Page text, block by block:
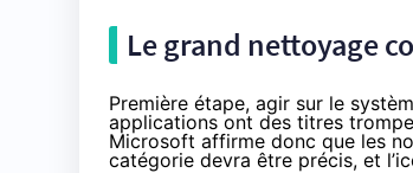
Le grand nettoyage
Première étape, agir sur le
applications ont des titres
Microsoft affirme donc que les
catégorie devra être précis, et